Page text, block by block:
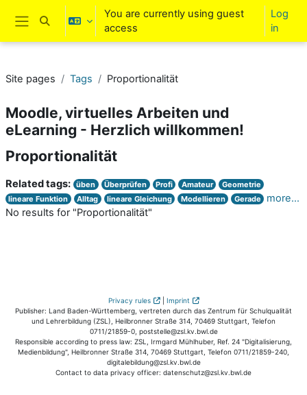
Skip to main content
Side panel
Toggle search input
You are currently using guest
access
Log
in
Site pages Tags Proportionalität
Moodle, virtuelles Arbeiten und
eLearning - Herzlich willkommen!
Proportionalität
Related tags: üben Überprüfen Profi Amateur
Geometrie
lineare Funktion
Alltag lineare Gleichung Modellieren Gerade
more...
No results for "Proportionalität"
Privacy rules | Imprint
Publisher: Land Baden-Württemberg, vertreten durch das Zentrum für Schulqualität
und Lehrerbildung (ZSL), Heilbronner Straße 314, 70469 Stuttgart, Telefon
0711/21859-0, poststelle@zsl.kv.bwl.de
Responsible according to press law: ZSL, Irmgard Mühlhuber, Ref. 24 "Digitalisierung,
Medienbildung", Heilbronner Straße 314, 70469 Stuttgart, Telefon 0711/21859-240,
digitalebildung@zsl.kv.bwl.de
Contact to data privacy officer: datenschutz@zsl.kv.bwl.de